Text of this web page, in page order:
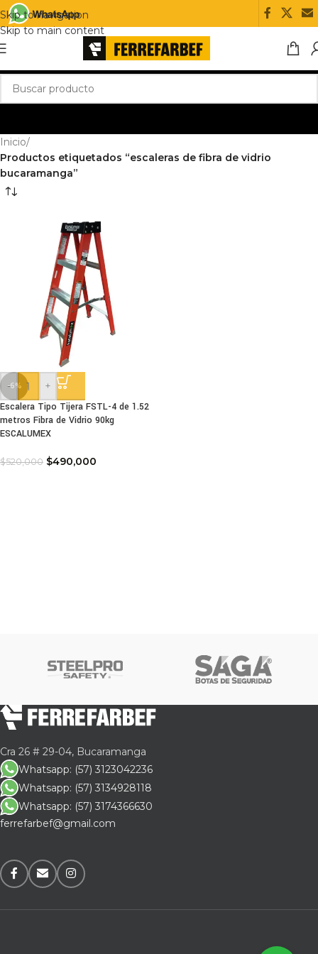
Skip to navigation
Skip to main content
Inicio/
Productos etiquetados “escaleras de fibra de vidrio
bucaramanga”
-6%
-
+
Escalera Tipo Tijera FSTL-4 de 1.52
metros Fibra de Vidrio 90kg
ESCALUMEX
$520,000 $490,000
Cra 26 # 29-04, Bucaramanga
Whatsapp: (57) 3123042236
Whatsapp: (57) 3134928118
Whatsapp: (57) 3174366630
ferrefarbef@gmail.com